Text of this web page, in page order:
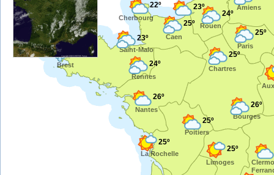
Paris
25º
Nantes
26º
Rennes
24º
Brest
Saint-Malo
23º
23º
Rouen
24º
Amiens
Limoges
25º
Caen
25º
Cherbourg
22º
Poitiers
25º
La Rochelle
25º
Bourges
26º
Chartres
25º